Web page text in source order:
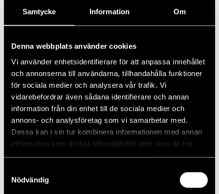
Samtycke Information Om
Denna webbplats använder cookies
Vi använder enhetsidentifierare för att anpassa innehållet
och annonserna till användarna, tillhandahålla funktioner
för sociala medier och analysera vår trafik. Vi
vidarebefordrar även sådana identifierare och annan
information från din enhet till de sociala medier och
annons- och analysföretag som vi samarbetar med.
Dessa kan i sin tur kombinera informationen med annan
information som du har tillhandahållit eller som de har
samlat in när du har använt deras tjänster.
Nödvändig
Spelares kontaktuppgifter kommer att behandlas i syfte att
administrera tävlingen samt planerade
Uppgifterna sparas i 12 månader. För fullständig
beskrivning av vår personuppgiftshantering i tävlingen
hänvisar vi till vår tävlingssajt volvocars.se/golf.
Lägg till i kalender